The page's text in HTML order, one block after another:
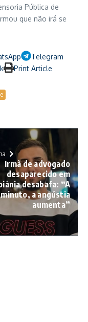
Pública de
que não irá se
Telegram
Print Article
Irmã de advogado
desaparecido em
desabafa: “A
minuto, a angústia
aumenta”